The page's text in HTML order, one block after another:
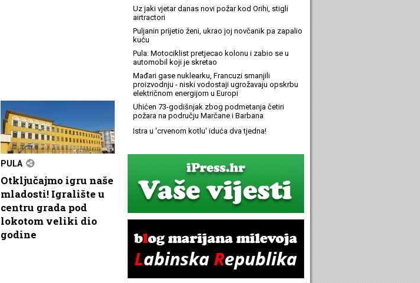
PULA
Otključajmo igru naše
mladosti! Igralište u
centru grada pod
lokotom veliki dio
godine
Uz jaki vjetar danas novi požar kod Orihi, stigli
airtractori
Puljanin prijetio ženi, ukrao joj novčanik pa zapalio
kuću
Pula: Motociklist pretjecao kolonu i zabio se u
automobil koji je skretao
Mađari gase nuklearku, Francuzi smanjili
proizvodnju - niski vodostaji ugrožavaju opskrbu
električnom energijom u Europi
Uhićen 73-godišnjak zbog podmetanja četiri
požara na području Marčane i Barbana
Istra u 'crvenom kotlu' iduća dva tjedna!